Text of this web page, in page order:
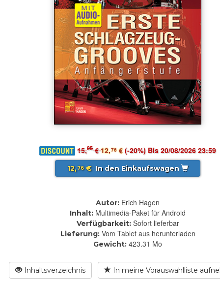
15,95€12,76€(-20%) Bis 20/08/2026 23:59
12,76€ In den Einkaufswagen
Autor: Erich Hagen
Inhalt: Multimedia-Paket für Android
Verfügbarkeit: Sofort lieferbar
Lieferung: Vom Tablet aus herunterladen
Gewicht: 423.31 Mo
Inhaltsverzeichnis In meine Vorauswahlliste